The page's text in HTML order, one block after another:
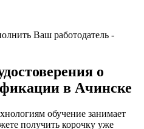
Ваш работодатель -
о
в Ачинске
обучение занимает
получить корочку уже